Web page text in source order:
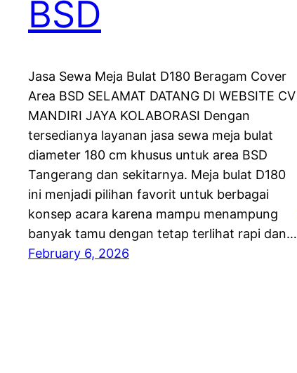
BSD
Jasa Sewa Meja Bulat D180 Beragam Cover
Area BSD SELAMAT DATANG DI WEBSITE CV
MANDIRI JAYA KOLABORASI Dengan
tersedianya layanan jasa sewa meja bulat
diameter 180 cm khusus untuk area BSD
Tangerang dan sekitarnya. Meja bulat D180
ini menjadi pilihan favorit untuk berbagai
konsep acara karena mampu menampung
banyak tamu dengan tetap terlihat rapi dan…
February 6, 2026